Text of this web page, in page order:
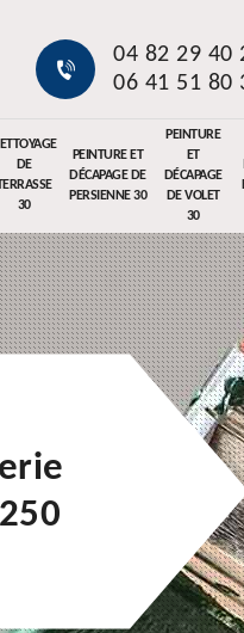
04 82 29 40
06 41 51 80
DE
30
PEINTURE ET
DÉCAPAGE DE
PERSIENNE 30
PEINTURE
ET
DÉCAPAGE
DE VOLET
30